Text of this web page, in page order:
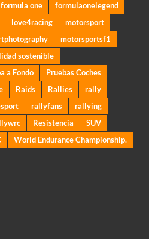
formula one
formulaonelegend
love4racing
motorsport
motorsportsf1
sostenible
a Fondo
Pruebas Coches
Raids Rallies
rally
rallyfans
rallying
Resistencia
SUV
World Endurance Championship.